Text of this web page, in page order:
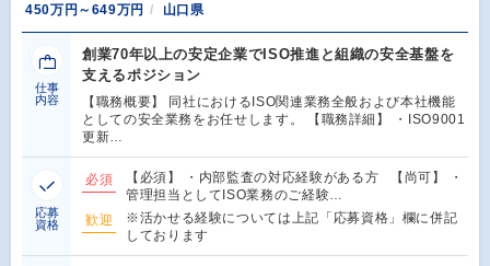
450万円～649万円
山口県
仕事
内容
創業70年以上の安定企業でISO推進と組織の安全基盤を
支えるポジション
【職務概要】 同社におけるISO関連業務全般および本社機能
としての安全業務をお任せします。 【職務詳細】 ・ISO9001
更新…
応募
資格
必須
【必須】 ・内部監査の対応経験がある方 【尚可】 ・
管理担当としてISO業務のご経験…
歓迎
※活かせる経験については上記「応募資格」欄に併記
しております